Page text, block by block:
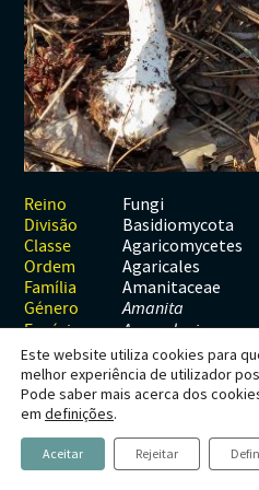
Reino
Fungi
Divisão
Basidiomycota
Classe
Agaricomycetes
Ordem
Agaricales
Família
Amanitaceae
Género
Amanita
Espécie A. porphyria
Amanita
Este website utiliza cookies para
melhor experiência de utilizador
Pode saber mais acerca dos
em definições.
Aceitar Rejeitar